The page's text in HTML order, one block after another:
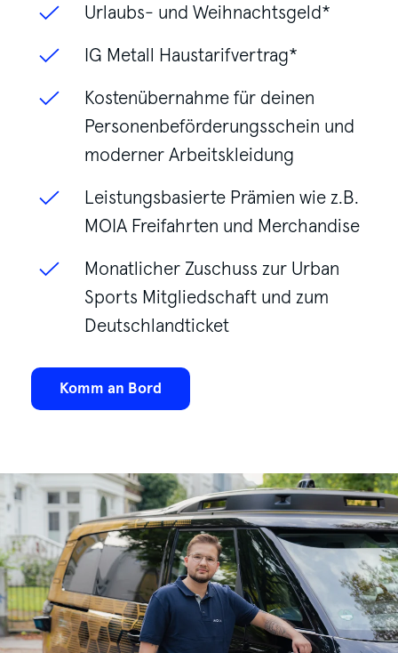
Urlaubs- und Weihnachtsgeld*
IG Metall Haustarifvertrag*
Kostenübernahme für deinen
Personenbeförderungsschein und
moderner Arbeitskleidung
Leistungsbasierte Prämien wie z.B.
MOIA Freifahrten und Merchandise
Monatlicher Zuschuss zur Urban
Sports Mitgliedschaft und zum
Deutschlandticket
Komm an Bord